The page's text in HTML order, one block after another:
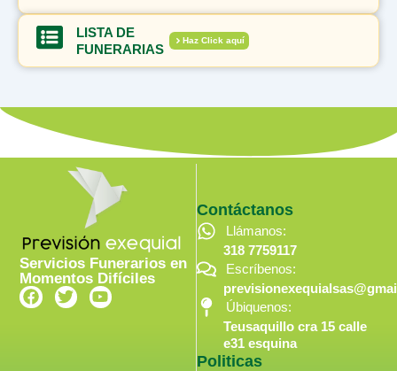
LISTA DE
FUNERARIAS
Haz Click aquí
Servicios Funerarios en
Momentos Difíciles
F
a
T
w
Y
o
Contáctanos
Llámanos:
318 7759117
Escríbenos:
Úbiquenos:
Teusaquillo cra 15 calle
e31 esquina
Politicas